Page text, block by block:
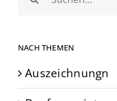
nach:
NACH THEMEN
Auszeichnungn